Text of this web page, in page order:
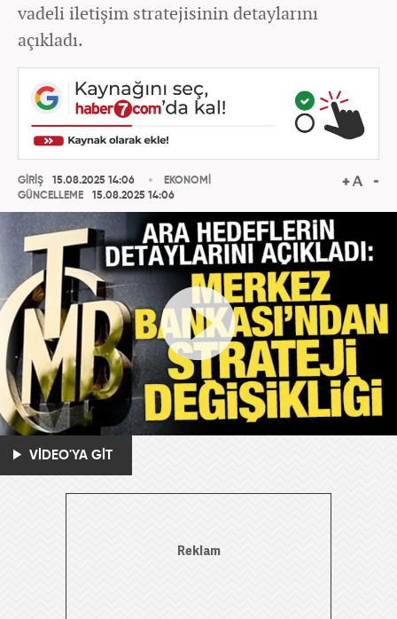
vadeli iletişim stratejisinin detaylarını
açıkladı.
GİRİŞ
15.08.2025 14:06
GÜNCELLEME
15.08.2025 14:06
EKONOMİ
VİDEO'YA GİT